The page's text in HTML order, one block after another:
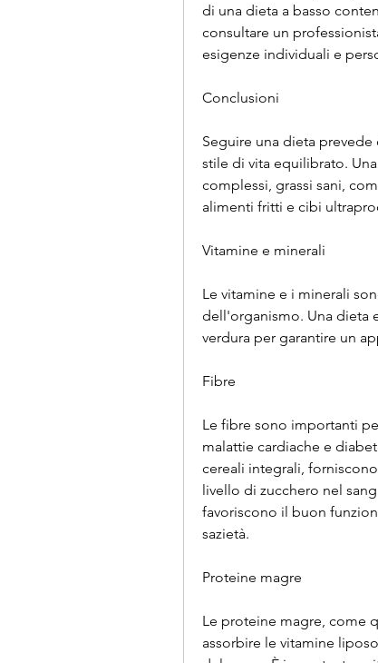
di una dieta a basso
consultare un
esigenze individuali e
Conclusioni
Seguire una dieta
stile di vita equilibrato.
complessi, grassi sani,
alimenti fritti e cibi
Vitamine e minerali
Le vitamine e i minerali
dell'organismo. Una dieta
verdura per garantire un
Fibre
Le fibre sono importanti
malattie cardiache e
cereali integrali,
livello di zucchero nel
favoriscono il buon
sazietà.
Proteine magre
Le proteine magre, come
assorbire le vitamine